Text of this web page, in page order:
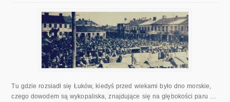
Tu gdzie rozsiadł się Łuków, kiedyś przed wiekami było dno morskie,
czego dowodem są wykopaliska, znajdujące się na głębokości paru …